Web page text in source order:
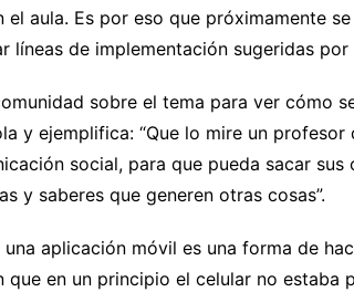
el aula. Es por eso que próximamente
líneas de implementación sugeridas por
sobre el tema para ver cómo
y ejemplifica: “Que lo mire un
social, para que pueda sacar
y saberes que generen otras cosas”.
una aplicación móvil es una forma de
que en un principio el celular no estaba